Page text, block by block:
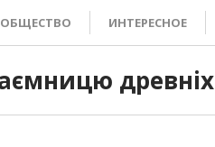
ОБЩЕСТВО ИНТЕРЕСНОЕ